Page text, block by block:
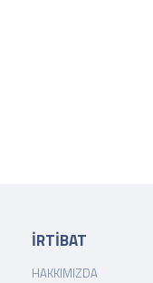
İRTİBAT
HAKKIMIZDA